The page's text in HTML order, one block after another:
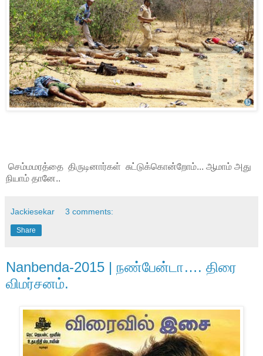
செம்மமரத்தை திருடினார்கள் சுட்டுக்கொன்றோம்... ஆமாம் அது
நியாம் தானே..
Jackiesekar 3 comments:
Share
Nanbenda-2015 | நண்பேன்டா…. திரை
விமர்சனம்.